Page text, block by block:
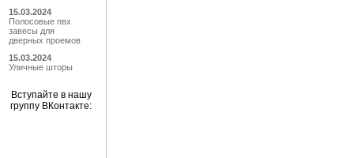
15.03.2024
Полосовые пвх
завесы для
дверных проемов
15.03.2024
Уличные шторы
Вступайте в нашу
группу ВКонтакте: